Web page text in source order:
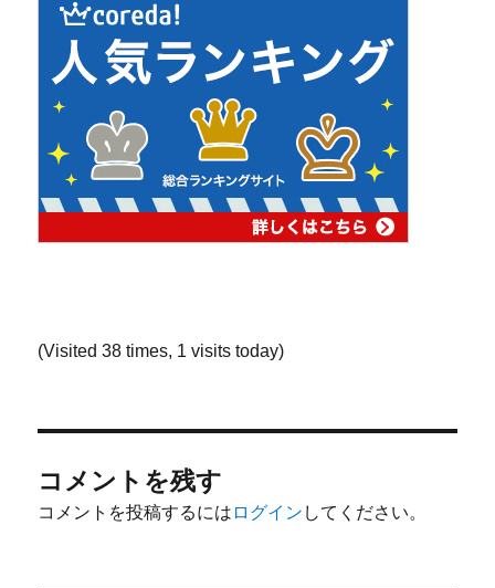
(Visited 38 times, 1 visits today)
コメントを残す
コメントを投稿するには ログイン してください。